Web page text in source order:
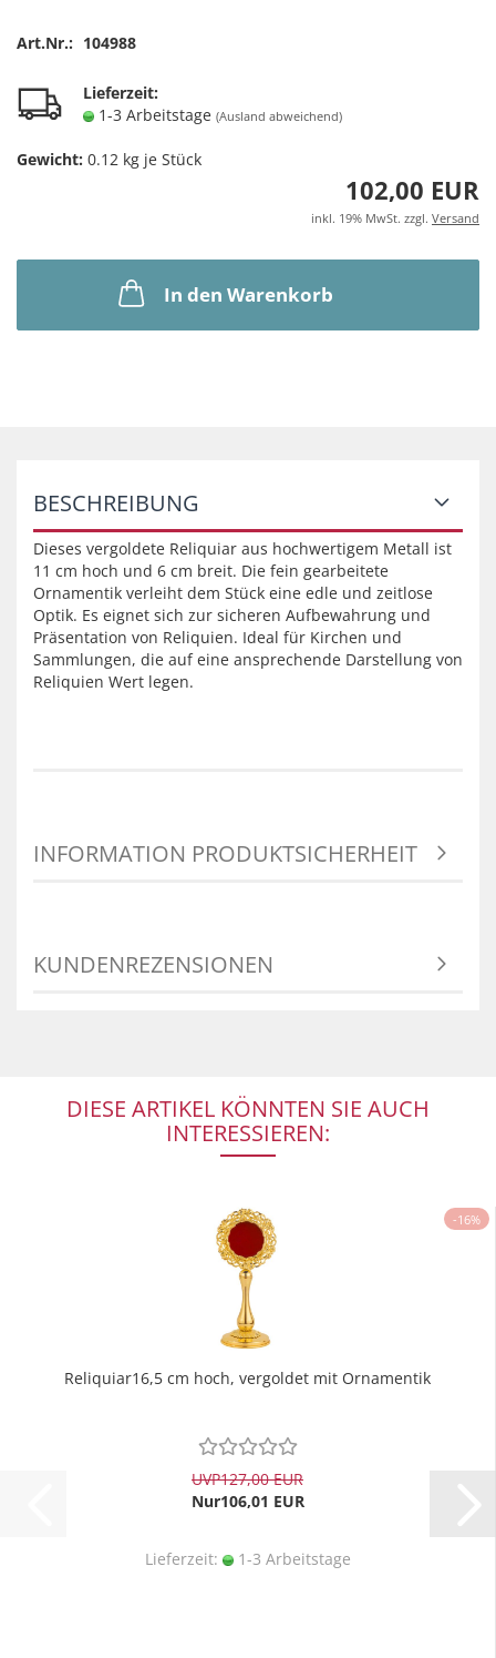
Art.Nr.: 104988
Lieferzeit:
1-3 Arbeitstage (Ausland abweichend)
Gewicht: 0.12 kg je Stück
102,00 EUR
inkl. 19% MwSt. zzgl. Versand
In den Warenkorb
BESCHREIBUNG
Dieses vergoldete Reliquiar aus hochwertigem Metall ist
11 cm hoch und 6 cm breit. Die fein gearbeitete
Ornamentik verleiht dem Stück eine edle und zeitlose
Optik. Es eignet sich zur sicheren Aufbewahrung und
Präsentation von Reliquien. Ideal für Kirchen und
Sammlungen, die auf eine ansprechende Darstellung von
Reliquien Wert legen.
INFORMATION PRODUKTSICHERHEIT
KUNDENREZENSIONEN
DIESE ARTIKEL KÖNNTEN SIE AUCH
INTERESSIEREN:
-16%
Reliquiar16,5 cm hoch, vergoldet mit Ornamentik
UVP127,00 EUR
Nur106,01 EUR
Lieferzeit: 1-3 Arbeitstage